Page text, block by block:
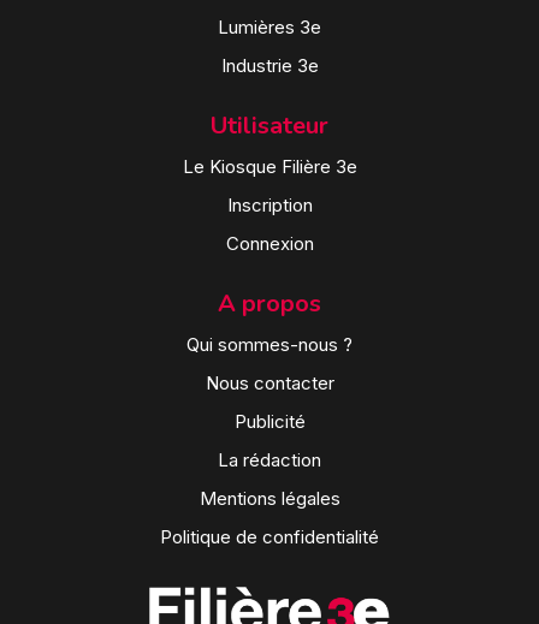
Lumières 3e
Industrie 3e
Utilisateur
Le Kiosque Filière 3e
Inscription
Connexion
A propos
Qui sommes-nous ?
Nous contacter
Publicité
La rédaction
Mentions légales
Politique de confidentialité